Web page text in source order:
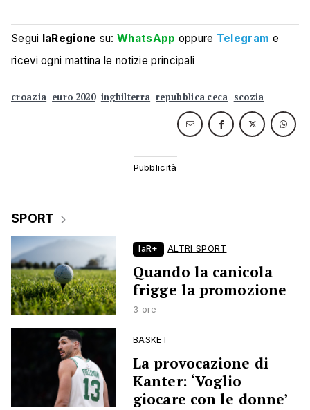
Segui laRegione su:WhatsApp oppure Telegram e
ricevi ogni mattina le notizie principali
croazia euro 2020 inghilterra repubblica ceca scozia
SPORT
laR+ ALTRI SPORT
Quando la canicola
frigge la promozione
3 ore
BASKET
La provocazione di
Kanter: ‘Voglio
giocare con le donne’